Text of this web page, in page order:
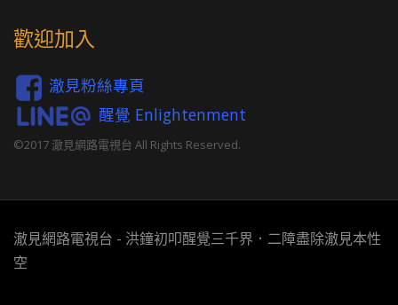
歡迎加入
澈見粉絲專頁
醒覺 Enlightenment
©2017 澈見網路電視台 All Rights Reserved.
澈見網路電視台 - 洪鐘初叩醒覺三千界．二障盡除澈見本性
空